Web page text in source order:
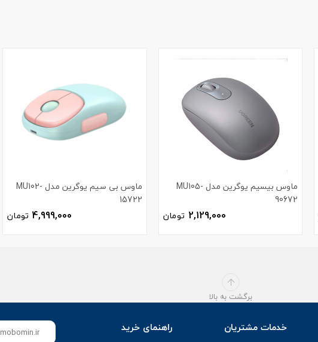
ماوس بیسیم یوگرین مدل MU105-
90672
2,129,000 تومان
ماوس بی سیم یوگرین مدل MU102-
15722
4,999,000 تومان
برگشت به بالا
خدمات مشتریان راهنمای خرید